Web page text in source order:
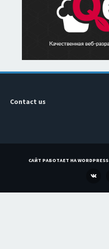
Contact us
САЙТ РАБОТАЕТ НА WORDPRESS